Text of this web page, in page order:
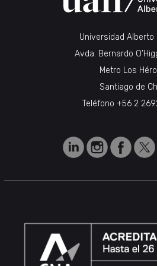
Universidad Alberto
Avda. Bernardo
Metro Los
Santiago de
Teléfono +56 2